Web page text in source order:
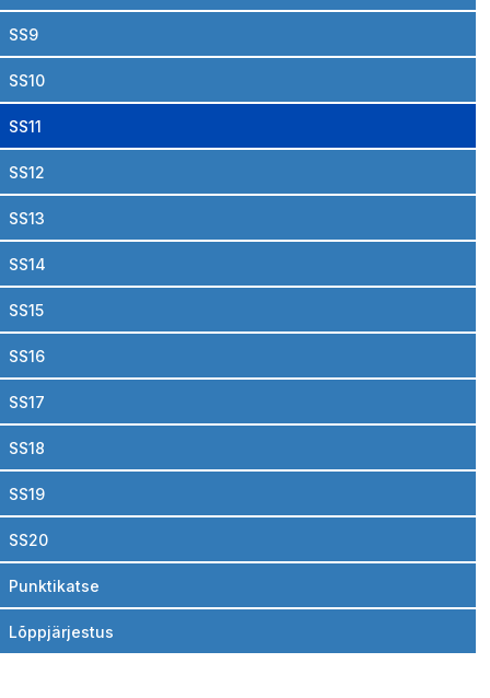
SS9
SS10
SS11
SS12
SS13
SS14
SS15
SS16
SS17
SS18
SS19
SS20
Punktikatse
Lõppjärjestus